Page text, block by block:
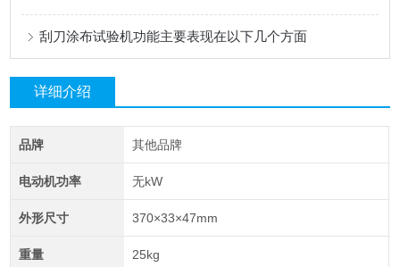
刮刀涂布试验机功能主要表现在以下几个方面
详细介绍
品牌 其他品牌
电动机功率 无kW
外形尺寸 370×33×47mm
重量 25kg